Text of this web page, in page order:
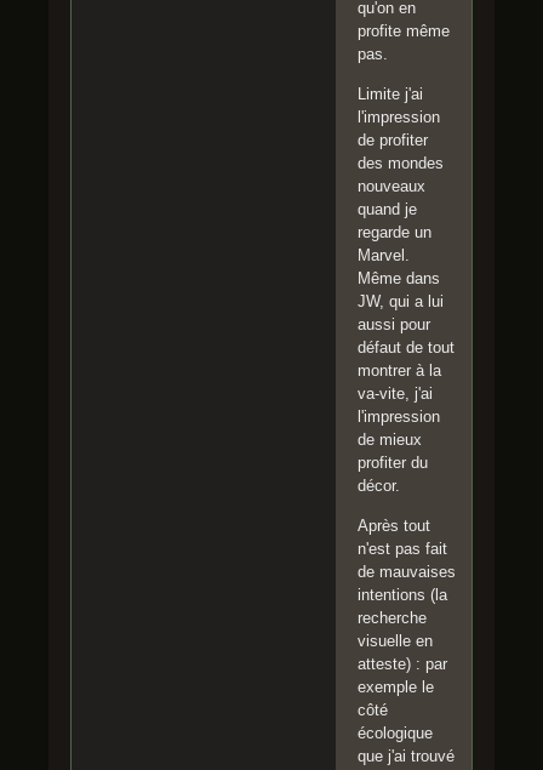
qu'on en
profite même
pas.
Limite j'ai
l'impression
de profiter
des mondes
nouveaux
quand je
regarde un
Marvel.
Même dans
JW, qui a lui
aussi pour
défaut de tout
montrer à la
va-vite, j'ai
l'impression
de mieux
profiter du
décor.
Après tout
n'est pas fait
de mauvaises
intentions (la
recherche
visuelle en
atteste) : par
exemple le
côté
écologique
que j'ai trouvé